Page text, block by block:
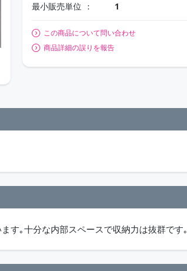
最小販売単位 1
この商品について問い合わせ
商品詳細の誤りを報告
す｡十分な内部スペースで収納力は抜群です｡